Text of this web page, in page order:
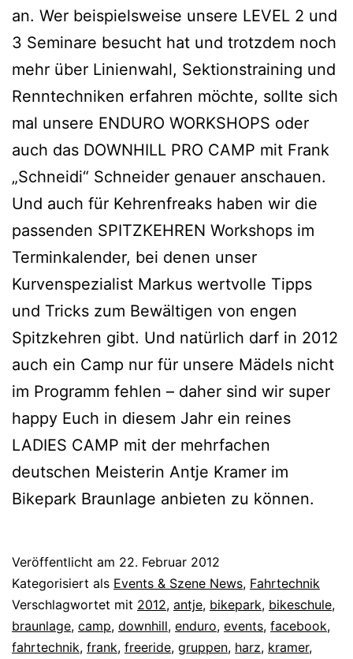
an. Wer beispielsweise unsere LEVEL 2 und
3 Seminare besucht hat und trotzdem noch
mehr über Linienwahl, Sektionstraining und
Renntechniken erfahren möchte, sollte sich
mal unsere ENDURO WORKSHOPS oder
auch das DOWNHILL PRO CAMP mit Frank
„Schneidi“ Schneider genauer anschauen.
Und auch für Kehrenfreaks haben wir die
passenden SPITZKEHREN Workshops im
Terminkalender, bei denen unser
Kurvenspezialist Markus wertvolle Tipps
und Tricks zum Bewältigen von engen
Spitzkehren gibt. Und natürlich darf in 2012
auch ein Camp nur für unsere Mädels nicht
im Programm fehlen – daher sind wir super
happy Euch in diesem Jahr ein reines
LADIES CAMP mit der mehrfachen
deutschen Meisterin Antje Kramer im
Bikepark Braunlage anbieten zu können.
Veröffentlicht am 22. Februar 2012
Kategorisiert als Events & Szene News, Fahrtechnik
Verschlagwortet mit 2012, antje, bikepark, bikeschule,
braunlage, camp, downhill, enduro, events, facebook,
fahrtechnik, frank, freeride, gruppen, harz, kramer,